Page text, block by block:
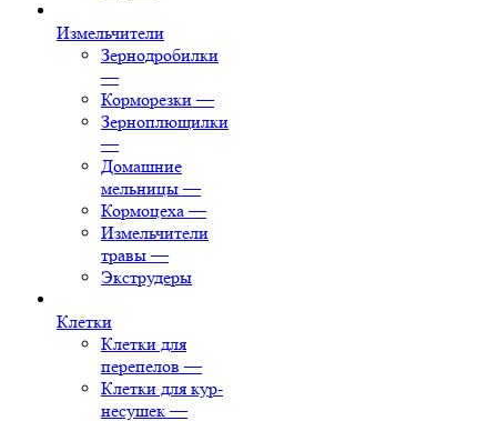
Измельчители
Зернодробилки
—
Корморезки —
Зерноплющилки
—
Домашние
мельницы —
Кормоцеха —
Измельчители
травы —
Экструдеры
Клетки
Клетки для
перепелов —
Клетки для кур-
несушек —